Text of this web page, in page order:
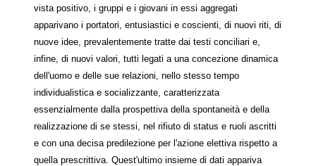
vista positivo, i gruppi e i giovani in essi aggregati
apparivano i portatori, entusiastici e coscienti, di nuovi riti, di
nuove idee, prevalentemente tratte dai testi conciliari e,
infine, di nuovi valori, tutti legati a una concezione dinamica
dell'uomo e delle sue relazioni, nello stesso tempo
individualistica e socializzante, caratterizzata
essenzialmente dalla prospettiva della spontaneità e della
realizzazione di se stessi, nel rifiuto di status e ruoli ascritti
e con una decisa predilezione per l'azione elettiva rispetto a
quella prescrittiva. Quest'ultimo insieme di dati appariva